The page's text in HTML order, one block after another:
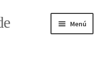
Menú